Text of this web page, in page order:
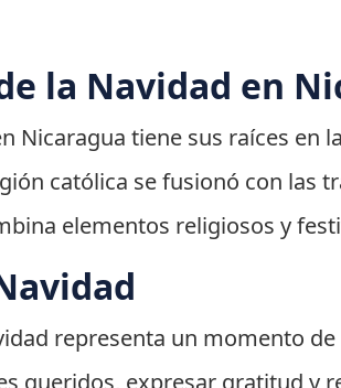
la Navidad en
Nicaragua tiene sus raíces en
católica se fusionó con las
elementos religiosos y
representa un momento